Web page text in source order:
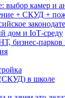
выбор камер и
+ СКУД +
дом и IoT‑среду
бизнес‑парков
(СКУД) в школе